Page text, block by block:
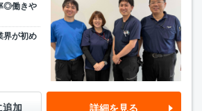
◎働きや
界が初め
追加 詳細を見る